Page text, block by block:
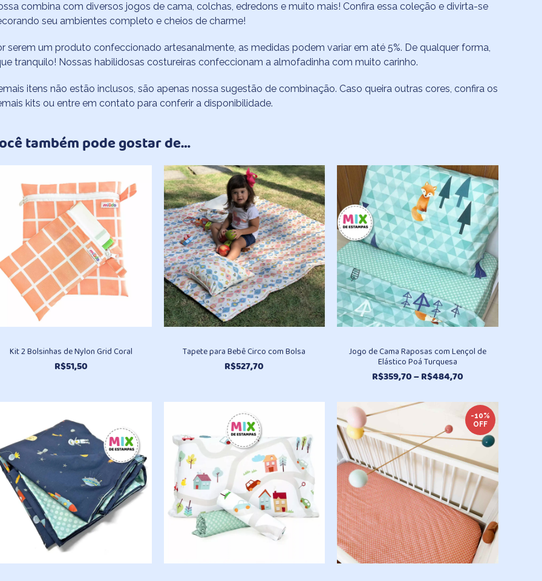
combina com diversos jogos de cama, colchas, edredons e muito mais! Confira essa coleção e divirta-se
seu ambientes completo e cheios de charme!
serem um produto confeccionado artesanalmente, as medidas podem variar em até 5%. De qualquer forma,
tranquilo! Nossas habilidosas costureiras confeccionam a almofadinha com muito carinho.
itens não estão inclusos, são apenas nossa sugestão de combinação. Caso queira outras cores, confira os
kits ou entre em contato para conferir a disponibilidade.
também pode gostar de…
Kit 2 Bolsinhas de Nylon Grid Coral
R$51,50
Tapete para Bebê Circo com Bolsa
R$527,70
Jogo de Cama Raposas com Lençol de
Elástico Poá Turquesa
R$359,70–R$484,70
preço:
R$359,70
através
R$484,70
-10%
OFF